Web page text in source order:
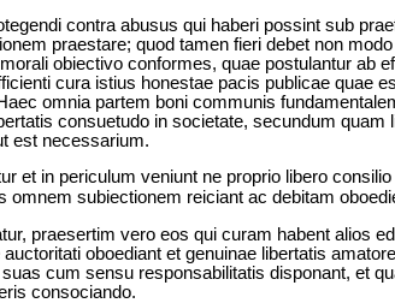
contra abusus qui haberi possint sub
praestare; quod tamen fieri debet non
obiectivo conformes, quae postulantur ab
cura istius honestae pacis publicae quae
omnia partem boni communis
consuetudo in societate, secundum
est necessarium.
et in periculum veniunt ne proprio libero
omnem subiectionem reiciant ac debitam
praesertim vero eos qui curam habent alios
oboediant et genuinae libertatis
cum sensu responsabilitatis disponant, et
consociando.